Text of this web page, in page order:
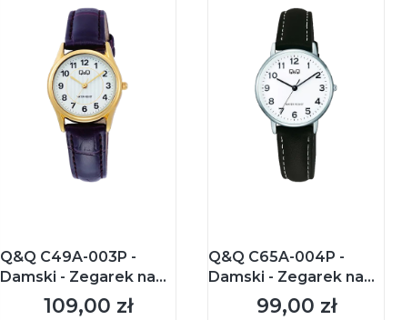
Q&Q C49A-003P -
Damski - Zegarek na
paskuCena
109,00 zł
Q&Q C65A-004P -
Damski - Zegarek na
Cena
99,00 zł